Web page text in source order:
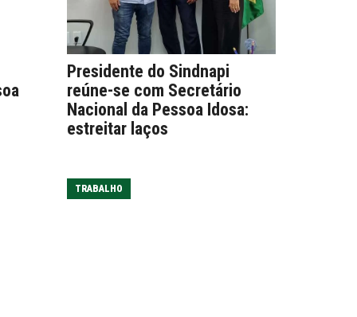
Presidente do Sindnapi
reúne-se com Secretário
Nacional da Pessoa Idosa:
estreitar laços
TRABALHO